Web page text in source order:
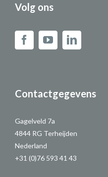
Volg ons
Contactgegevens
Gagelveld 7a
4844 RG Terheijden
Nederland
+31 (0)76 593 41 43